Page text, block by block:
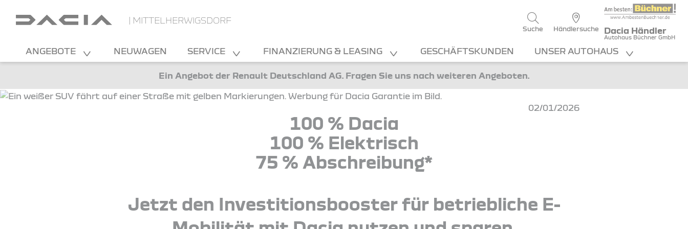
| MITTELHERWIGSDORF
Suche Händlersuche Dacia Händler
Autohaus Büchner GmbH
ANGEBOTE NEUWAGEN SERVICE FINANZIERUNG & LEASING GESCHÄFTSKUNDEN UNSER AUTOHAUS
Ein Angebot der Renault Deutschland AG. Fragen Sie uns nach weiteren Angeboten.
02/01/2026
100 % Dacia
100 % Elektrisch
75 % Abschreibung*
Jetzt den Investitionsbooster für betriebliche E-